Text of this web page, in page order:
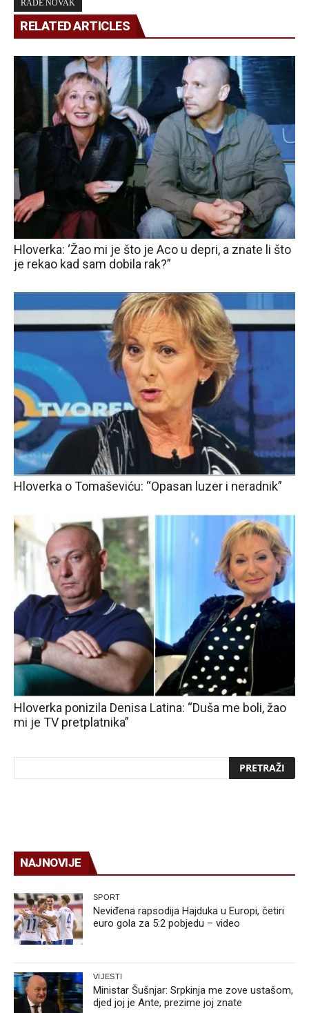
RADE NOVAK
RELATED ARTICLES
Hloverka: ‘Žao mi je što je Aco u depri, a znate li što
je rekao kad sam dobila rak?”
Hloverka o Tomaševiću: “Opasan luzer i neradnik”
Hloverka ponizila Denisa Latina: “Duša me boli, žao
mi je TV pretplatnika”
NAJNOVIJE
SPORT
Neviđena rapsodija Hajduka u Europi, četiri
euro gola za 5:2 pobjedu – video
VIJESTI
Ministar Šušnjar: Srpkinja me zove ustašom,
djed joj je Ante, prezime joj znate